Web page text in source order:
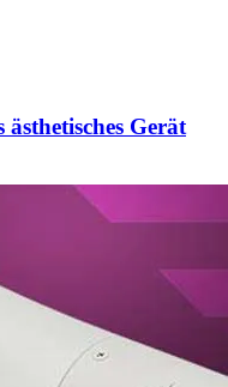
ästhetisches Gerät